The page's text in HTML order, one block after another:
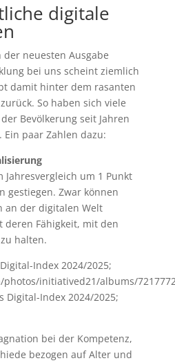
digitale
neuesten Ausgabe
bei uns scheint ziemlich
damit hinter dem rasanten
So haben sich viele
Bevölkerung seit Jahren
paar Zahlen dazu:
Jahresvergleich um 1 Punkt
gestiegen. Zwar können
an der digitalen Welt
deren Fähigkeit, mit den
halten.
Digital-Index 2024/2025;
bei der Kompetenz,
bezogen auf Alter und